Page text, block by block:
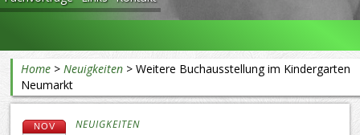
Home >Neuigkeiten >Weitere Buchausstellung im Kindergarten
Neumarkt
NOV NEUIGKEITEN